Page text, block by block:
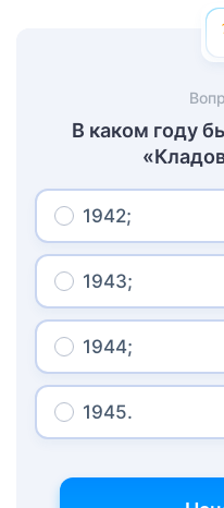
В каком году
1942;
1943;
1944;
1945.